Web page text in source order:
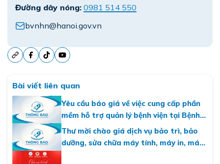
Đường dây nóng: 0981 514 550
bvnhn@hanoi.gov.vn
Bài viết liên quan
Yêu cầu báo giá về việc cung cấp phần
mềm hỗ trợ quản lý bệnh viện tại Bệnh
viện Nhi Hà Nội
Thư mời chào giá dịch vụ bảo trì, bảo
dưỡng, sửa chữa máy tính, máy in, máy